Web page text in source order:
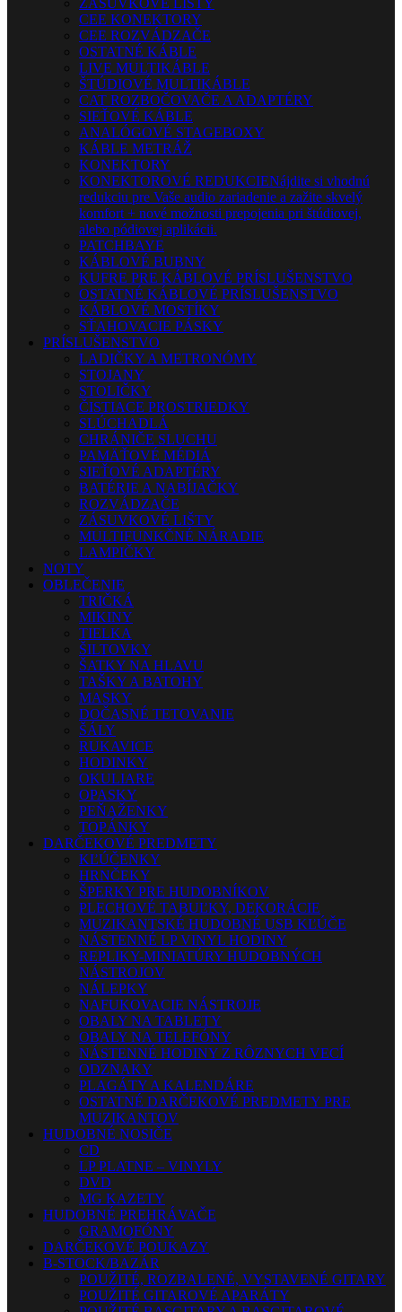
ZÁSUVKOVÉ LIŠTY
CEE KONEKTORY
CEE ROZVÁDZAČE
OSTATNÉ KÁBLE
LIVE MULTIKÁBLE
ŠTÚDIOVÉ MULTIKÁBLE
CAT ROZBOČOVAČE A ADAPTÉRY
SIEŤOVÉ KÁBLE
ANALÓGOVÉ STAGEBOXY
KÁBLE METRÁŽ
KONEKTORY
KONEKTOROVÉ REDUKCIENájdite si vhodnú
redukciu pre Vaše audio zariadenie a zažite skvelý
komfort + nové možnosti prepojenia pri štúdiovej,
alebo pódiovej aplikácii.
PATCHBAYE
KÁBLOVÉ BUBNY
KUFRE PRE KÁBLOVÉ PRÍSLUŠENSTVO
OSTATNÉ KÁBLOVÉ PRÍSLUŠENSTVO
KÁBLOVÉ MOSTÍKY
SŤAHOVACIE PÁSKY
PRÍSLUŠENSTVO
LADIČKY A METRONÓMY
STOJANY
STOLIČKY
ČISTIACE PROSTRIEDKY
SLÚCHADLÁ
CHRÁNIČE SLUCHU
PAMÄŤOVÉ MÉDIÁ
SIEŤOVÉ ADAPTÉRY
BATÉRIE A NABÍJAČKY
ROZVÁDZAČE
ZÁSUVKOVÉ LIŠTY
MULTIFUNKČNÉ NÁRADIE
LAMPIČKY
NOTY
OBLEČENIE
TRIČKÁ
MIKINY
TIELKA
ŠILTOVKY
ŠATKY NA HLAVU
TAŠKY A BATOHY
MASKY
DOČASNÉ TETOVANIE
ŠÁLY
RUKAVICE
HODINKY
OKULIARE
OPASKY
PEŇAŽENKY
TOPÁNKY
DARČEKOVÉ PREDMETY
KĽÚČENKY
HRNČEKY
ŠPERKY PRE HUDOBNÍKOV
PLECHOVÉ TABUĽKY, DEKORÁCIE
MUZIKANTSKÉ HUDOBNÉ USB KĽÚČE
NÁSTENNÉ LP VINYL HODINY
REPLIKY-MINIATÚRY HUDOBNÝCH
NÁSTROJOV
NÁLEPKY
NAFUKOVACIE NÁSTROJE
OBALY NA TABLETY
OBALY NA TELEFÓNY
NÁSTENNÉ HODINY Z RÔZNYCH VECÍ
ODZNAKY
PLAGÁTY A KALENDÁRE
OSTATNÉ DARČEKOVÉ PREDMETY PRE
MUZIKANTOV
HUDOBNÉ NOSIČE
CD
LP PLATNE – VINYLY
DVD
MG KAZETY
HUDOBNÉ PREHRÁVAČE
GRAMOFÓNY
DARČEKOVÉ POUKAZY
B-STOCK/BAZÁR
POUŽITÉ, ROZBALENÉ, VYSTAVENÉ GITARY
POUŽITÉ GITAROVÉ APARÁTY